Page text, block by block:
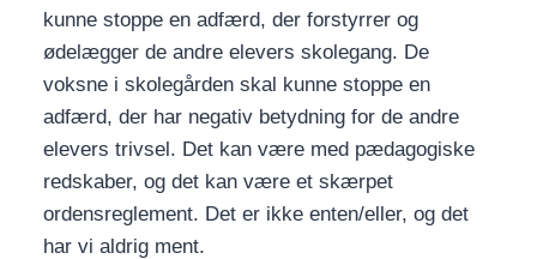
kunne stoppe en adfærd, der forstyrrer og
ødelægger de andre elevers skolegang. De
voksne i skolegården skal kunne stoppe en
adfærd, der har negativ betydning for de andre
elevers trivsel. Det kan være med pædagogiske
redskaber, og det kan være et skærpet
ordensreglement. Det er ikke enten/eller, og det
har vi aldrig ment.